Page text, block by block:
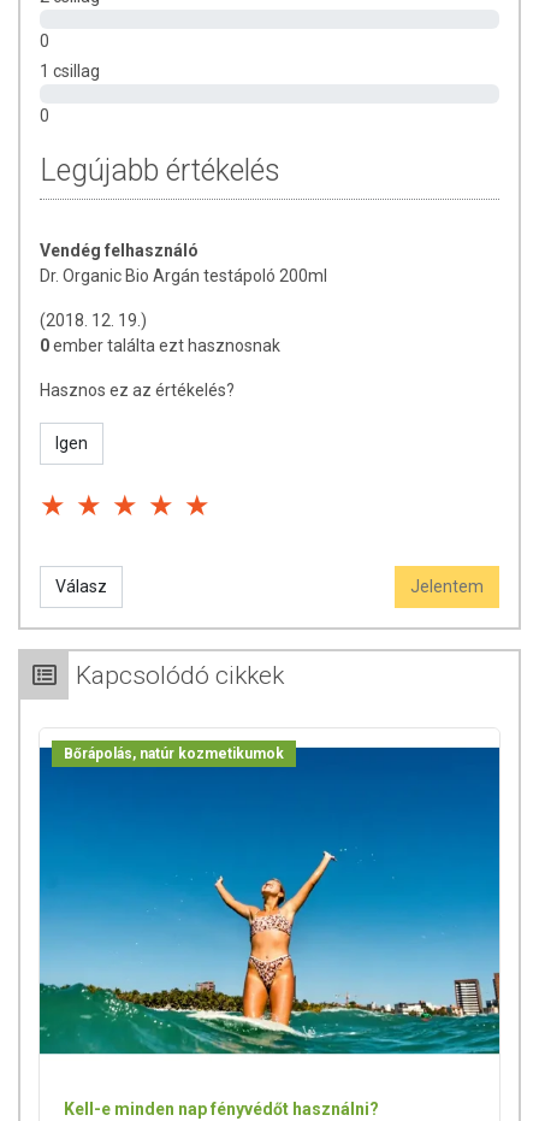
összetevők bármelyikére érzékeny vagy allergiás! Ha kiütés
jelentkezik, függessze fel a használatát! Gyermekektől elzárva
0
1 csillag
0
Legújabb értékelés
Vendég felhasználó
Dr. Organic Bio Argán testápoló 200ml
(2018. 12. 19.)
0ember találta ezt hasznosnak
Hasznos ez az értékelés?
Igen
Válasz Jelentem
Kapcsolódó cikkek
Bőrápolás, natúr kozmetikumok
Kell-e minden nap fényvédőt használni?